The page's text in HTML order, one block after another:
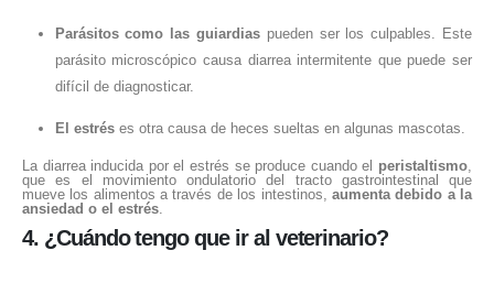
Parásitos como las guiardias pueden ser los culpables. Este
parásito microscópico causa diarrea intermitente que puede ser
difícil de diagnosticar.
El estréses otra causa de heces sueltas en algunas mascotas.
La diarrea inducida por el estrés se produce cuando el peristaltismo,
que es el movimiento ondulatorio del tracto gastrointestinal que
mueve los alimentos a través de los intestinos, aumenta debido a la
ansiedad o el estrés.
4. ¿Cuándo tengo que ir al veterinario?